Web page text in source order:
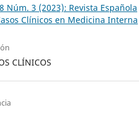
Núm. 3 (2023): Revista Española
Clínicos en Medicina Interna
CLÍNICOS